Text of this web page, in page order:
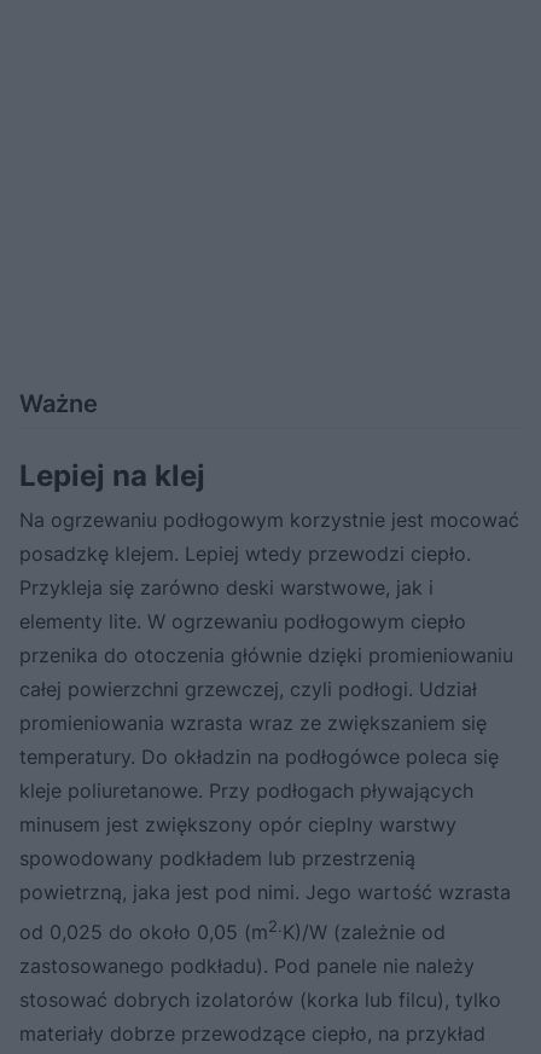
Ważne
Lepiej na klej
Na ogrzewaniu podłogowym korzystnie jest mocować
posadzkę klejem. Lepiej wtedy przewodzi ciepło.
Przykleja się zarówno deski warstwowe, jak i
elementy lite. W ogrzewaniu podłogowym ciepło
przenika do otoczenia głównie dzięki promieniowaniu
całej powierzchni grzewczej, czyli podłogi. Udział
promieniowania wzrasta wraz ze zwiększaniem się
temperatury. Do okładzin na podłogówce poleca się
kleje poliuretanowe. Przy podłogach pływających
minusem jest zwiększony opór cieplny warstwy
spowodowany podkładem lub przestrzenią
powietrzną, jaka jest pod nimi. Jego wartość wzrasta
od 0,025 do około 0,05 (m2. K)/W (zależnie od
zastosowanego podkładu). Pod panele nie należy
stosować dobrych izolatorów (korka lub filcu), tylko
materiały dobrze przewodzące ciepło, na przykład